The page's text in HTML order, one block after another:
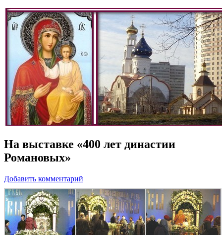
На выставке «400 лет династии
Романовых»
Добавить комментарий